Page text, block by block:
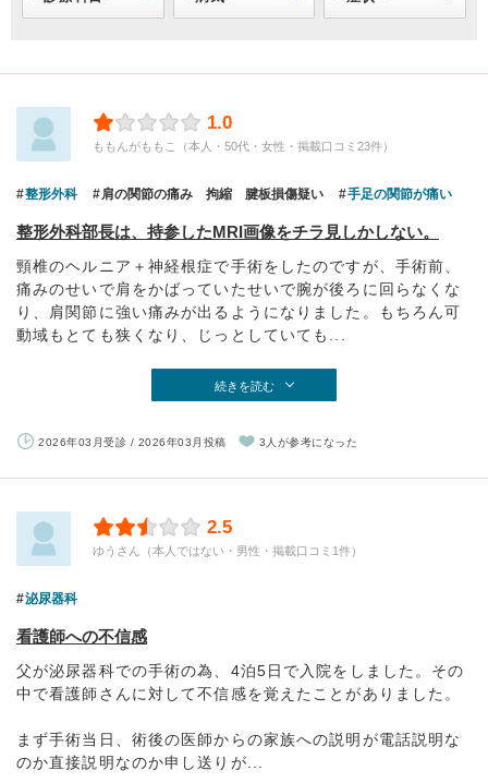
1.0
ももんがももこ（本人・50代・女性・掲載口コミ23件）
整形外科 肩の関節の痛み 拘縮 腱板損傷疑い 手足の関節が痛い
整形外科部長は、持参したMRI画像をチラ見しかしない。
頸椎のヘルニア＋神経根症で手術をしたのですが、手術前、
痛みのせいで肩をかばっていたせいで腕が後ろに回らなくな
り、肩関節に強い痛みが出るようになりました。もちろん可
動域もとても狭くなり、じっとしていても...
続きを読む
2026年03月受診 / 2026年03月投稿 3人が参考になった
2.5
ゆうさん（本人ではない・男性・掲載口コミ1件）
泌尿器科
看護師への不信感
父が泌尿器科での手術の為、4泊5日で入院をしました。その
中で看護師さんに対して不信感を覚えたことがありました。
まず手術当日、術後の医師からの家族への説明が電話説明な
のか直接説明なのか申し送りが...